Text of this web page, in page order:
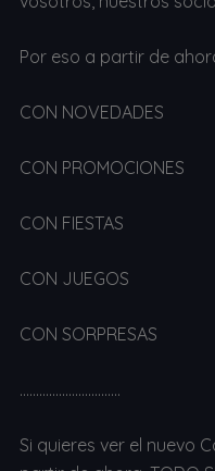
Por eso a partir de ahora,
CON NOVEDADES
CON PROMOCIONES
CON FIESTAS
CON JUEGOS
CON SORPRESAS
………………………….
Si quieres ver el nuevo